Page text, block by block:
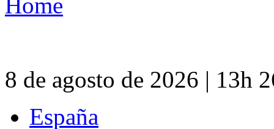
8 de agosto de 2026 | 13h
España